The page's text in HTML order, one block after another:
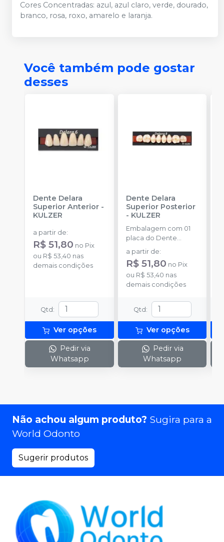
Cores Concentradas: azul, azul claro, verde, dourado,
branco, rosa, roxo, amarelo e laranja.
Você também pode gostar
desses
Dente Delara
Superior Anterior -
KULZER
a partir de:
R$ 51,80 no Pix
ou R$ 53,40 nas
demais condições
Qtd :
Ver opções
Pedir via
Whatsapp
Dente Delara
Superior Posterior
- KULZER
Embalagem com 01
placa do Dente
Delara Kulzer.
a partir de:
R$ 51,80 no Pix
ou R$ 53,40 nas
demais condições
Qtd :
Ver opções
Pedir via
Whatsapp
Não achou algum produto? Sugira para a
World Odonto
Sugerir produtos